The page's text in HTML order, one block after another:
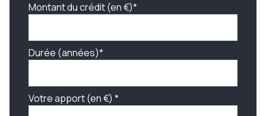
Montant du crédit (en €)*
Durée (années)*
Votre apport (en €) *